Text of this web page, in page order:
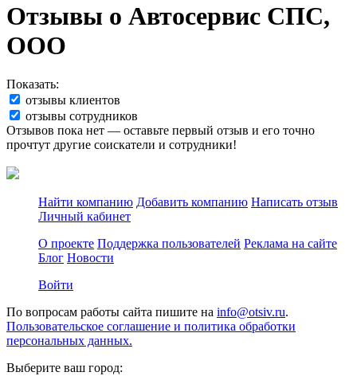
Отзывы о Автосервис СПС,
ООО
Показать:
отзывы клиентов
отзывы сотрудников
Отзывов пока нет — оставьте первый отзыв и его точно
прочтут другие соискатели и сотрудники!
Найти компанию Добавить компанию Написать отзыв
Личный кабинет
О проекте Поддержка пользователей Реклама на сайте
Блог Новости
Войти
По вопросам работы сайта пишите на info@otsiv.ru.
Пользовательское соглашение и политика обработки
персональных данных.
Выберите ваш город: